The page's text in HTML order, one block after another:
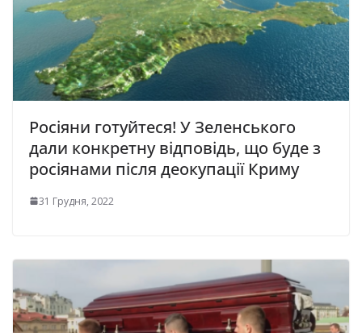
Росіяни готуйтеся! У Зеленського
дали конкретну відповідь, що буде з
росіянами після деокупації Криму
31 Грудня, 2022